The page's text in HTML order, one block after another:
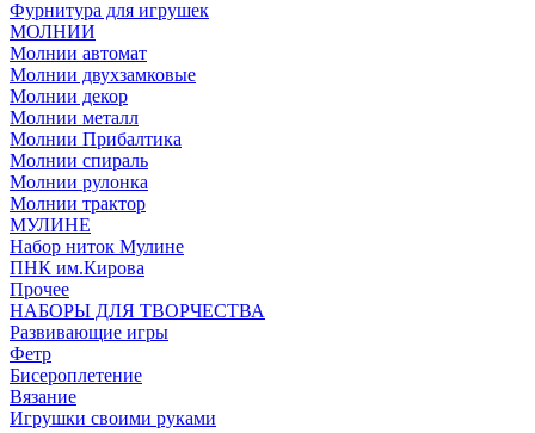
Фурнитура для игрушек
МОЛНИИ
Молнии автомат
Молнии двухзамковые
Молнии декор
Молнии металл
Молнии Прибалтика
Молнии спираль
Молнии рулонка
Молнии трактор
МУЛИНЕ
Набор ниток Мулине
ПНК им.Кирова
Прочее
НАБОРЫ ДЛЯ ТВОРЧЕСТВА
Развивающие игры
Фетр
Бисероплетение
Вязание
Игрушки своими руками